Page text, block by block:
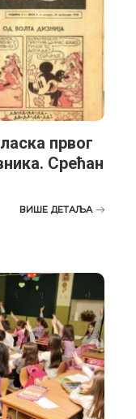
првог
Срећан
ВИШЕ ДЕТАЉА